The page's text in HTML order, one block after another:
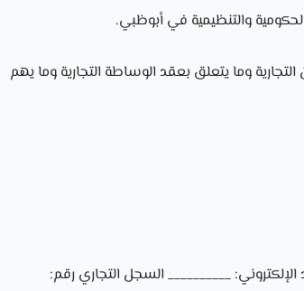
والتنظيمية في أبوظبي.
وما يتعلق بعقد الوساطة التجارية وما يهم
__________ السجل التجاري رقم: